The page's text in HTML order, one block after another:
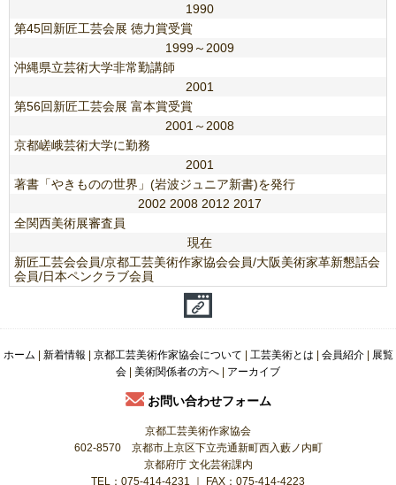
1990
第45回新匠工芸会展 徳力賞受賞
1999～2009
沖縄県立芸術大学非常勤講師
2001
第56回新匠工芸会展 富本賞受賞
2001～2008
京都嵯峨芸術大学に勤務
2001
著書「やきものの世界」(岩波ジュニア新書)を発行
2002 2008 2012 2017
全関西美術展審査員
現在
新匠工芸会会員/京都工芸美術作家協会会員/大阪美術家革新懇話会
会員/日本ペンクラブ会員
ホーム | 新着情報 | 京都工芸美術作家協会について | 工芸美術とは | 会員紹介| 展覧
会 | 美術関係者の方へ | アーカイブ
お問い合わせフォーム
京都工芸美術作家協会
602-8570 京都市上京区下立売通新町西入藪ノ内町
京都府庁 文化芸術課内
TEL：075-414-4231 ｜ FAX：075-414-4223